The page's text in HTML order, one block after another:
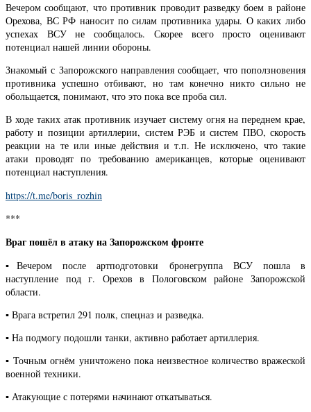
Вечером сообщают, что противник проводит разведку боем в районе
Орехова, ВС РФ наносит по силам противника удары. О каких либо
успехах ВСУ не сообщалось. Скорее всего просто оценивают
потенциал нашей линии обороны.
Знакомый с Запорожского направления сообщает, что поползновения
противника успешно отбивают, но там конечно никто сильно не
обольщается, понимают, что это пока все проба сил.
В ходе таких атак противник изучает систему огня на переднем крае,
работу и позиции артиллерии, систем РЭБ и систем ПВО, скорость
реакции на те или иные действия и т.п. Не исключено, что такие
атаки проводят по требованию американцев, которые оценивают
потенциал наступления.
https://t.me/boris_rozhin
***
Враг пошёл в атаку на Запорожском фронте
▪️Вечером после артподготовки бронегруппа ВСУ пошла в
наступление под г. Орехов в Пологовском районе Запорожской
области.
▪️ Врага встретил 291 полк, спецназ и разведка.
▪️ На подмогу подошли танки, активно работает артиллерия.
▪️ Точным огнём уничтожено пока неизвестное количество вражеской
военной техники.
▪️ Атакующие с потерями начинают откатываться.